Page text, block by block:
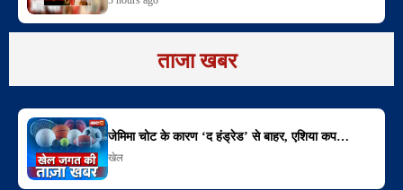
ताजा खबर
जेमिमा चोट के कारण ‘द हंड्रेड’ से बाहर, एशिया कप…
खेल